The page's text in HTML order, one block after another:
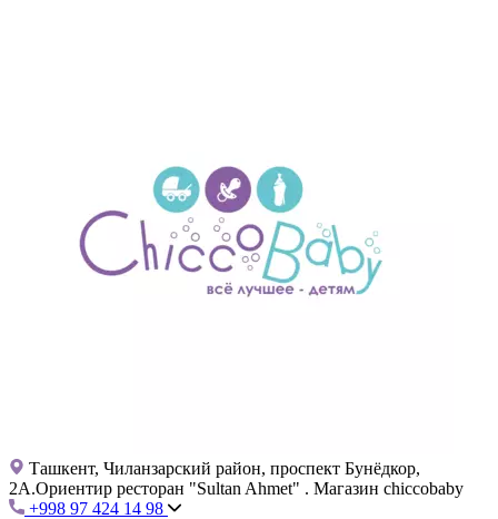
Ташкент, Чиланзарский район, проспект Бунёдкор,
2А.Ориентир ресторан "Sultan Ahmet" . Магазин chiccobaby
+998 97 424 14 98